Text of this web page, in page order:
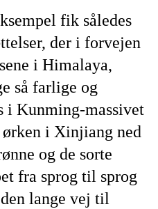
fik således
der i forvejen
i Himalaya,
så farlige og
i Kunming-massivet
i Xinjiang ned
og de sorte
fra sprog til sprog
lange vej til